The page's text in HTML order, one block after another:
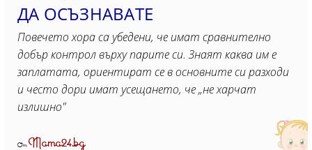
ДА ОСЪЗНАВАТЕ
Повечето хора са убедени, че имат сравнително
добър контрол върху парите си. Знаят каква им е
заплатата, ориентират се в основните си разходи
и често дори имат усещането, че „не харчат
излишно"
ОтMama24.bg